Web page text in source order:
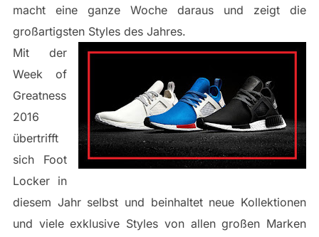
macht eine ganze Woche daraus und zeigt die
großartigsten Styles des Jahres.
Mit der
Week of
Greatness
2016
übertrifft
sich Foot
Locker in
diesem Jahr selbst und beinhaltet neue Kollektionen
und viele exklusive Styles von allen großen Marken